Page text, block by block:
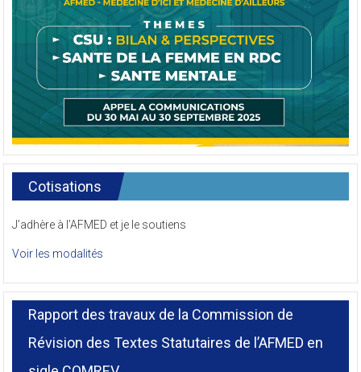
Cotisations
J’adhère à l’AFMED et je le soutiens
Voir les modalités
Rapport des travaux de la Commission de
Révision des Textes Statutaires de l’AFMED en